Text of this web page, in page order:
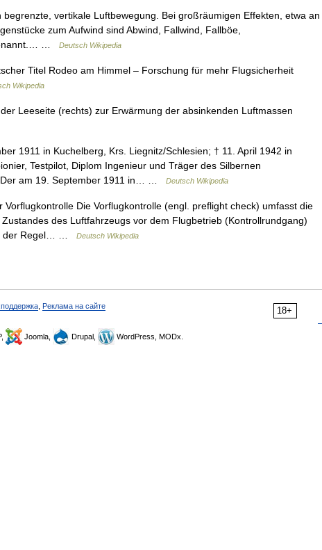
vertikale Luftbewegung. Bei großräumigen Effekten, etwa an
zum Aufwind sind Abwind, Fallwind, Fallböe,
…
Deutsch Wikipedia
Titel Rodeo am Himmel – Forschung für mehr Flugsicherheit
Wikipedia
Leeseite (rechts) zur Erwärmung der absinkenden Luftmassen
1911 in Kuchelberg, Krs. Liegnitz/Schlesien; † 11. April 1942 in
Testpilot, Diplom Ingenieur und Träger des Silbernen
Der am 19. September 1911 in… …
Deutsch Wikipedia
Die Vorflugkontrolle (engl. preflight check) umfasst die
des Luftfahrzeugs vor dem Flugbetrieb (Kontrollrundgang)
der Regel… …
Deutsch Wikipedia
18+
Реклама на сайте
Joomla, Drupal, WordPress, MODx.